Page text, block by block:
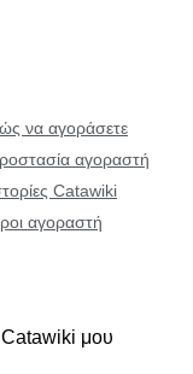
να αγοράσετε
αγοραστή
Catawiki
αγοραστή
μου